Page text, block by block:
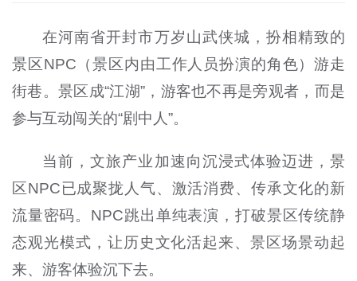
在河南省开封市万岁山武侠城，扮相精致的
景区NPC（景区内由工作人员扮演的角色）游走
街巷。景区成“江湖”，游客也不再是旁观者，而是
参与互动闯关的“剧中人”。
当前，文旅产业加速向沉浸式体验迈进，景
区NPC已成聚拢人气、激活消费、传承文化的新
流量密码。NPC跳出单纯表演，打破景区传统静
态观光模式，让历史文化活起来、景区场景动起
来、游客体验沉下去。